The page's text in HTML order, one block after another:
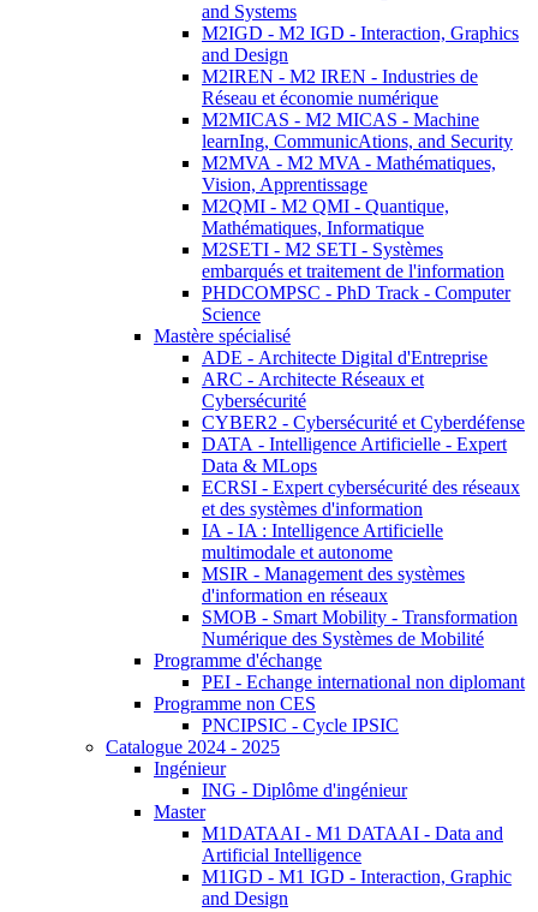
and Systems
M2IGD - M2 IGD - Interaction, Graphics
and Design
M2IREN - M2 IREN - Industries de
Réseau et économie numérique
M2MICAS - M2 MICAS - Machine
learnIng, CommunicAtions, and Security
M2MVA - M2 MVA - Mathématiques,
Vision, Apprentissage
M2QMI - M2 QMI - Quantique,
Mathématiques, Informatique
M2SETI - M2 SETI - Systèmes
embarqués et traitement de l'information
PHDCOMPSC - PhD Track - Computer
Science
Mastère spécialisé
ADE - Architecte Digital d'Entreprise
ARC - Architecte Réseaux et
Cybersécurité
CYBER2 - Cybersécurité et Cyberdéfense
DATA - Intelligence Artificielle - Expert
Data & MLops
ECRSI - Expert cybersécurité des réseaux
et des systèmes d'information
IA - IA : Intelligence Artificielle
multimodale et autonome
MSIR - Management des systèmes
d'information en réseaux
SMOB - Smart Mobility - Transformation
Numérique des Systèmes de Mobilité
Programme d'échange
PEI - Echange international non diplomant
Programme non CES
PNCIPSIC - Cycle IPSIC
Catalogue 2024 - 2025
Ingénieur
ING - Diplôme d'ingénieur
Master
M1DATAAI - M1 DATAAI - Data and
Artificial Intelligence
M1IGD - M1 IGD - Interaction, Graphic
and Design